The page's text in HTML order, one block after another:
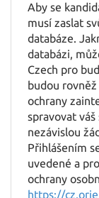
Aby se
musí zaslat
databáze.
databázi,
Czech pro
budou
ochrany
spravovat
nezávislou
Přihlášením
uvedené a
ochrany
https://